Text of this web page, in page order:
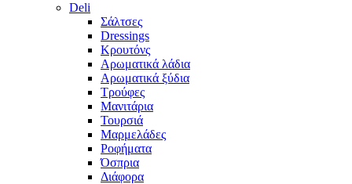
Deli
Σάλτσες
Dressings
Κρουτόνς
Αρωματικά λάδια
Αρωματικά ξύδια
Τρούφες
Μανιτάρια
Τουρσιά
Μαρμελάδες
Ροφήματα
Όσπρια
Διάφορα